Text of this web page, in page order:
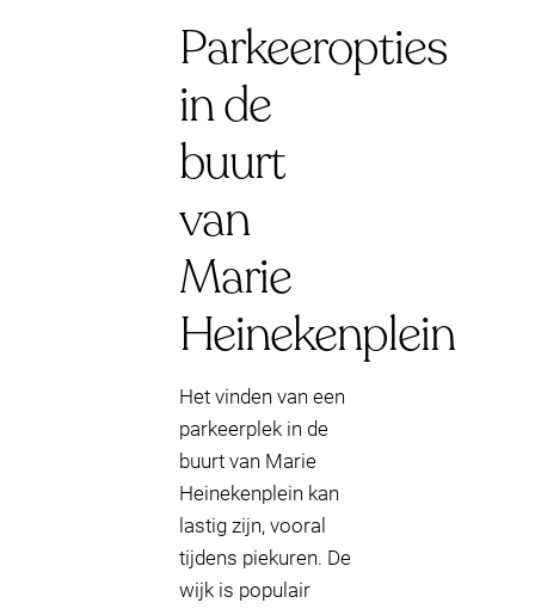
Parkeeropties
in de
buurt
van
Marie
Heinekenplein
Het vinden van een
parkeerplek in de
buurt van Marie
Heinekenplein kan
lastig zijn, vooral
tijdens piekuren. De
wijk is populair